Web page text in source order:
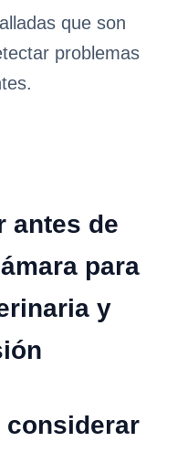
que son
problemas
antes de
para
y
considerar